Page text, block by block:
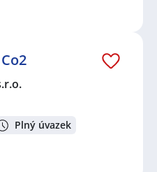
Plný úvazek